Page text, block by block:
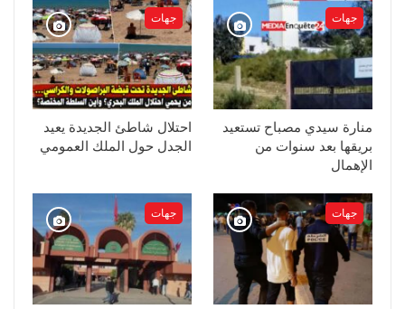
جهات
منارة سيدي مصباح تستعيد
بريقها بعد سنوات من
الإهمال
جهات
احتلال شاطئ الجديدة يعيد
الجدل حول الملك العمومي
جهات جهات